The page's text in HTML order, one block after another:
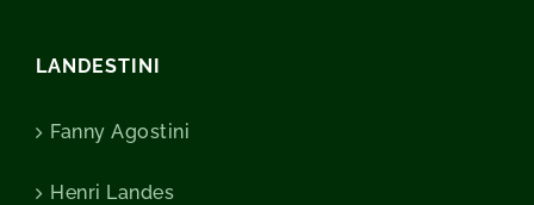
LANDESTINI
Fanny Agostini
Henri Landes